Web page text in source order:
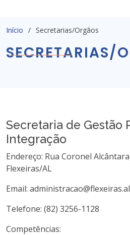
Início Secretarias/Orgãos
SECRETARIAS/
Secretaria de Gestão
Integração
Endereço: Rua Coronel
Flexeiras/AL
Email:
Telefone: (82) 3256-1128
Competências: